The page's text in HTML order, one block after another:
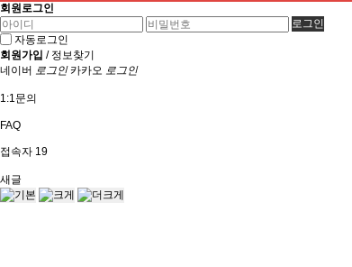
회원로그인
자동로그인
회원가입 / 정보찾기
네이버 로그인 카카오 로그인
1:1문의
FAQ
접속자 19
새글